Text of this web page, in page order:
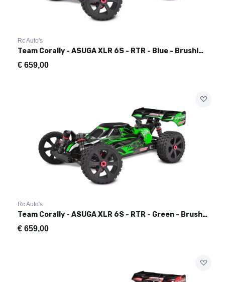
Rc Auto's
Team Corally - ASUGA XLR 6S - RTR - Blue - Brushless Power 6
€ 659,00
Rc Auto's
Team Corally - ASUGA XLR 6S - RTR - Green - Brushless Power 6
€ 659,00